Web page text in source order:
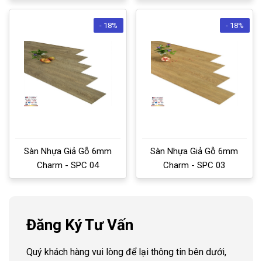
- 18%
Sàn Nhựa Giả Gỗ 6mm
Charm - SPC 04
- 18%
Sàn Nhựa Giả Gỗ 6mm
Charm - SPC 03
Đăng Ký Tư Vấn
Quý khách hàng vui lòng để lại thông tin bên dưới,